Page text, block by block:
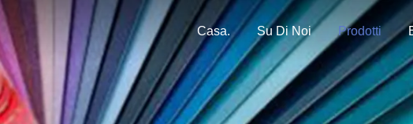
Casa. Su Di Noi Prodotti